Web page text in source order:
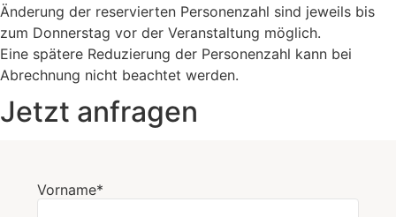
Änderung der reservierten Personenzahl sind jeweils bis
zum Donnerstag vor der Veranstaltung möglich.
Eine spätere Reduzierung der Personenzahl kann bei
Abrechnung nicht beachtet werden.
Jetzt anfragen
Vorname*